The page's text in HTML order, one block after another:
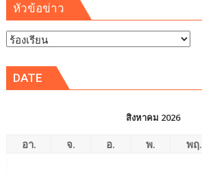
หัวข้อข่าว
หัวข้อ
DATE
สิงหาคม 2026
อา. จ. อ. พ. พฤ.